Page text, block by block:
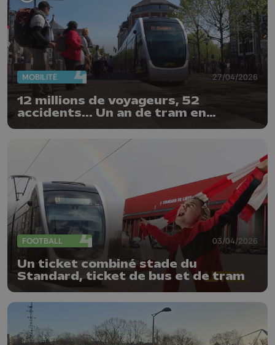
MOBILITÉ 27/04/2026
12 millions de voyageurs, 52
accidents... Un an de tram en
FOOTBALL 03/04/2026
Un ticket combiné stade du
Standard, ticket de bus et de tram